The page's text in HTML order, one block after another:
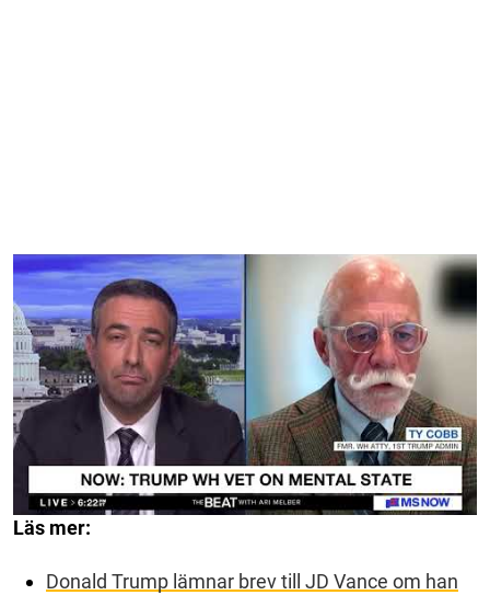
Läs mer:
Donald Trump lämnar brev till JD Vance om han